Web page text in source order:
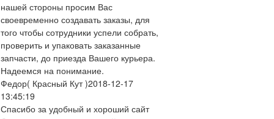
нашей стороны просим Вас
своевременно создавать заказы, для
того чтобы сотрудники успели собрать,
проверить и упаковать заказанные
запчасти, до приезда Вашего курьера.
Надеемся на понимание.
Федор( Красный Кут )2018-12-17
13:45:19
Спасибо за удобный и хороший сайт